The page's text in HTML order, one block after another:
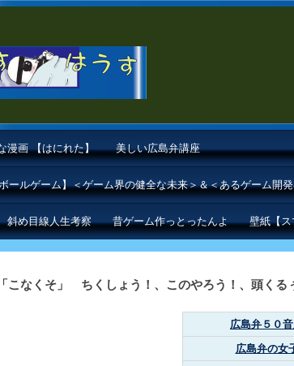
漫画 【はにれた】 美しい広島弁講座
ールゲーム】＜ゲーム界の健全な未来＞＆＜あるゲーム開
斜め目線人生考察 昔ゲーム作っとったんよ 壁紙【
こなくそ」 ちくしょう！、このやろう！、頭くる
広島弁５０
広島弁の女